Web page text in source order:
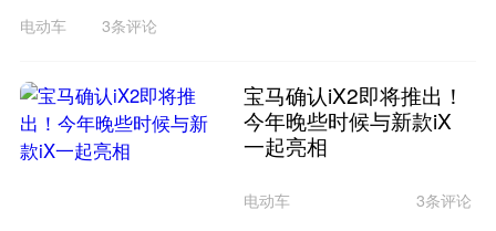
电动车 3条评论
宝马确认iX2即将推出！
今年晚些时候与新款iX
一起亮相
电动车 3条评论